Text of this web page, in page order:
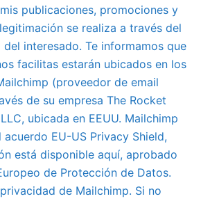
publicaciones, promociones y
se realiza a través del
interesado. Te informamos que
facilitas estarán ubicados en los
(proveedor de email
de su empresa The Rocket
ubicada en EEUU. Mailchimp
EU-US Privacy Shield,
está disponible aquí, aprobado
de Protección de Datos.
de Mailchimp. Si no